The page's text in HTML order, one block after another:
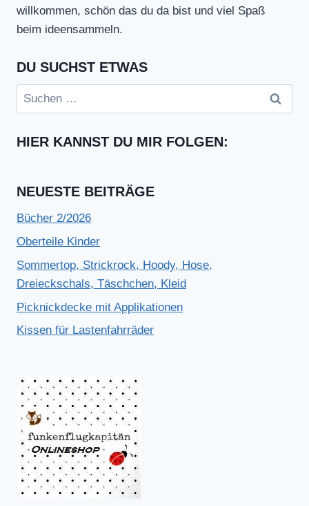
willkommen, schön das du da bist und viel Spaß
beim ideensammeln.
DU SUCHST ETWAS
Suchen
nach:
HIER KANNST DU MIR FOLGEN:
NEUESTE BEITRÄGE
Bücher 2/2026
Oberteile Kinder
Sommertop, Strickrock, Hoody, Hose,
Dreieckschals, Täschchen, Kleid
Picknickdecke mit Applikationen
Kissen für Lastenfahrräder